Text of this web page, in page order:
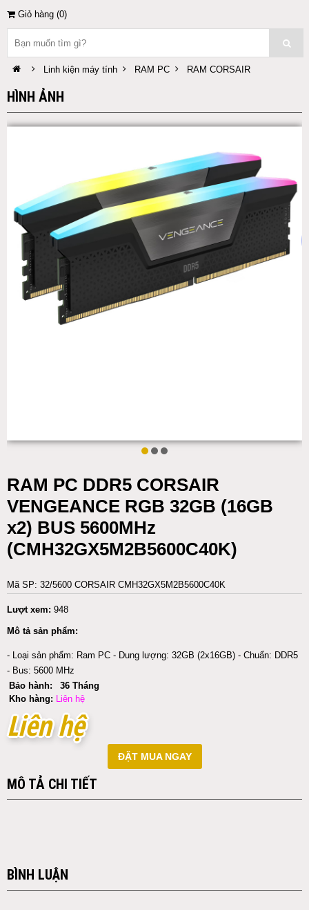
Giỏ hàng (0)
Linh kiện máy tính RAM PC RAM CORSAIR
HÌNH ẢNH
RAM PC DDR5 CORSAIR
VENGEANCE RGB 32GB (16GB
x2) BUS 5600MHz
(CMH32GX5M2B5600C40K)
Mã SP: 32/5600 CORSAIR CMH32GX5M2B5600C40K
Lượt xem: 948
Mô tả sản phẩm:
- Loại sản phẩm: Ram PC - Dung lượng: 32GB (2x16GB) - Chuẩn: DDR5
- Bus: 5600 MHz
Bảo hành:
36 Tháng
Kho hàng:
Liên hệ
Liên hệ
Liên hệ
ĐẶT MUA NGAY
MÔ TẢ CHI TIẾT
BÌNH LUẬN